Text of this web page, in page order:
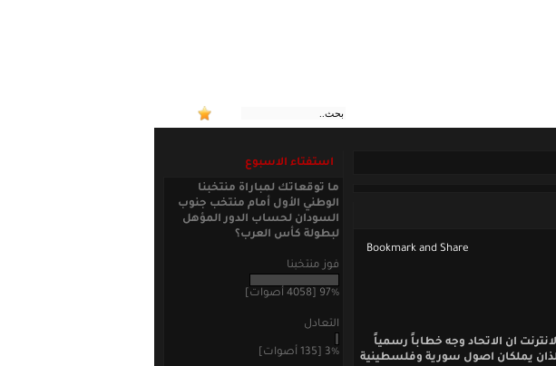
ان الاتحاد وجه خطاباً رسمياً
يملكان اصول سورية وفلسطينية
استفتاء الاسبوع
ما توقعاتك لمباراة منتخبنا
الوطني الأول أمام منتخب جنوب
السودان لحساب الدور المؤهل
لبطولة كأس العرب؟
فوز منتخبنا
97% [4058 أصوات]
التعادل
3% [135 أصوات]